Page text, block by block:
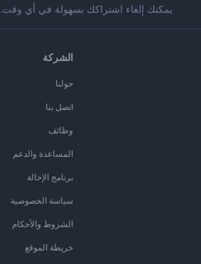
يمكنك إلغاء اشتراكك بسهولة في أي وقت.
الشركة
حولنا
اتصل بنا
وظائف
المساعدة والدعم
برنامج الإحالة
سياسة الخصوصية
الشروط والأحكام
خريطة الموقع